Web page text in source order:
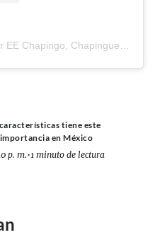
tiene este
en México
p. m.•1 minuto de lectura